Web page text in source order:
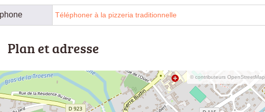
Téléphoner à la pizzeria traditionnelle
Plan et adresse
© contributeurs OpenStreetMap